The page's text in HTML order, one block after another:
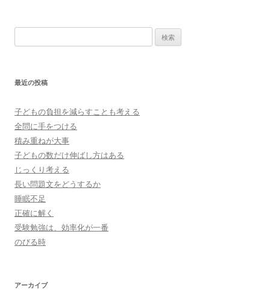
索:
最近の投稿
子どもの負担を減らすことも考える
全問に手をつける
積み重ねが大事
子どもの数だけ伸ばし方はある
じっくり考える
長い問題文をどうするか
睡眠不足
正確に解く
受験勉強は、効率化が一番
のびる時
アーカイブ